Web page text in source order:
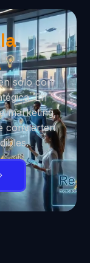
solo con
En
marketing,
convierten